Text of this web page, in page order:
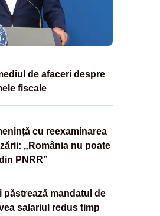
de afaceri despre
fiscale
cu reexaminarea
„România nu poate
PNRR”
păstrează mandatul de
salariul redus timp